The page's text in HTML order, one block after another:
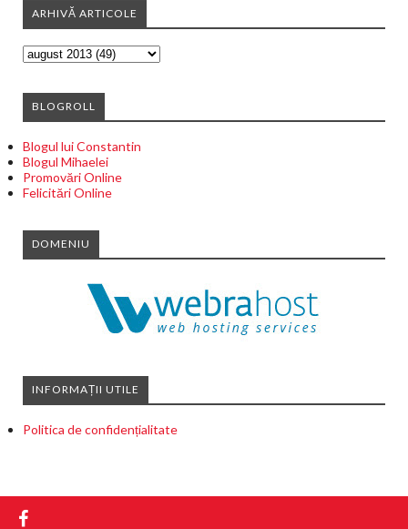
ARHIVĂ ARTICOLE
BLOGROLL
Blogul lui Constantin
Blogul Mihaelei
Promovări Online
Felicitări Online
DOMENIU
INFORMAȚII UTILE
Politica de confidențialitate